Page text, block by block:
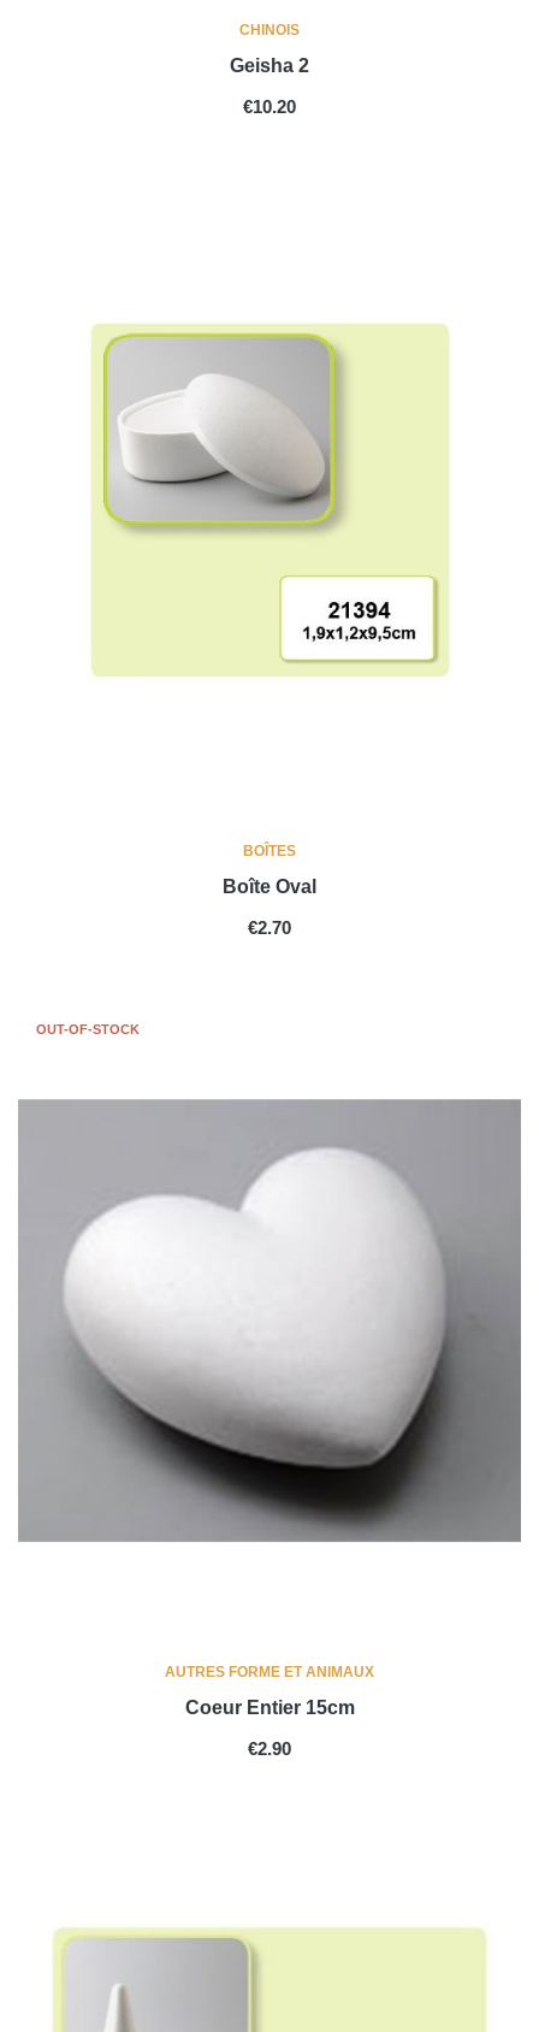
CHINOIS
Geisha 2
PRICE
€10.20
BOÎTES
Boîte Oval
PRICE
€2.70
OUT-OF-STOCK
AUTRES FORME ET ANIMAUX
Coeur Entier 15cm
PRICE
€2.90